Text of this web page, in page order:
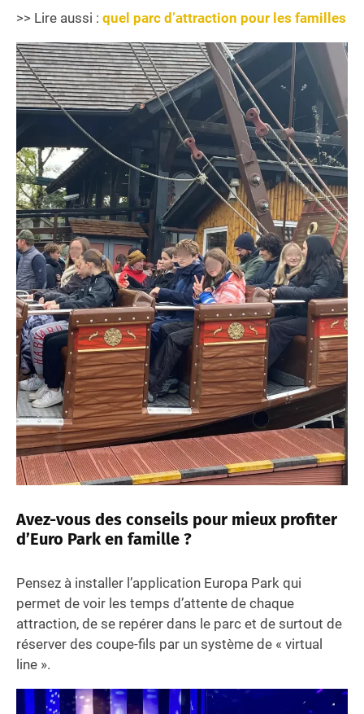
>> Lire aussi : quel parc d’attraction pour les familles
Avez-vous des conseils pour mieux profiter
d’Euro Park en famille ?
Pensez à installer l’application Europa Park qui
permet de voir les temps d’attente de chaque
attraction, de se repérer dans le parc et de surtout de
réserver des coupe-fils par un système de « virtual
line ».